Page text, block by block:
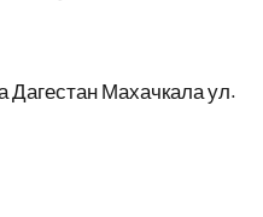
Дагестан Махачкала ул.